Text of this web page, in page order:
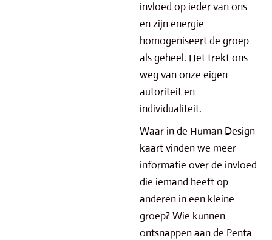
invloed op ieder van ons
en zijn energie
homogeniseert de groep
als geheel. Het trekt ons
weg van onze eigen
autoriteit en
individualiteit.
Waar in de Human Design
kaart vinden we meer
informatie over de invloed
die iemand heeft op
anderen in een kleine
groep? Wie kunnen
ontsnappen aan de Penta